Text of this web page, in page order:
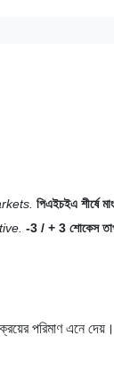
পিএইচইএ শীর্ষে
-3 / + 3 শোকেস
পরিমাণ এনে দেয়।